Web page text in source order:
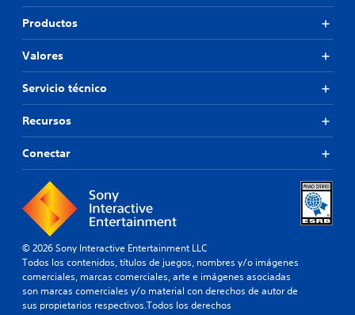
Productos
Valores
Servicio técnico
Recursos
Conectar
© 2026 Sony Interactive Entertainment LLC
Todos los contenidos, títulos de juegos, nombres y/o imágenes
comerciales, marcas comerciales, arte e imágenes asociadas
son marcas comerciales y/o material con derechos de autor de
sus propietarios respectivos.Todos los derechos